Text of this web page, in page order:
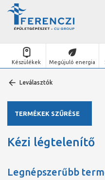
Készülékek Megújuló energia
Leválasztók
Kézi légtelenítő
Legnépszerűbb
TERMÉKEK SZŰRÉSE